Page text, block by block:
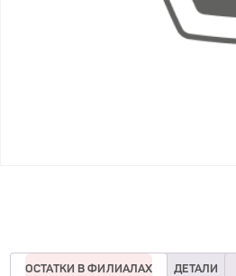
ОСТАТКИ В ФИЛИАЛАХ ДЕТАЛИ